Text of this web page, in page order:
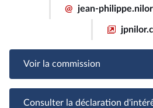
@ jean-
Voir la commission
Consulter la déclaration